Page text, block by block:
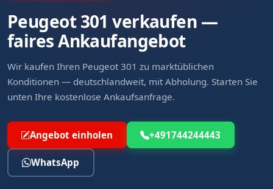
Peugeot 301 verkaufen —
faires Ankaufangebot
Wir kaufen Ihren Peugeot 301 zu marktüblichen
Konditionen — deutschlandweit, mit Abholung. Starten Sie
unten Ihre kostenlose Ankaufsanfrage.
Angebot einholen +491744244443
WhatsApp